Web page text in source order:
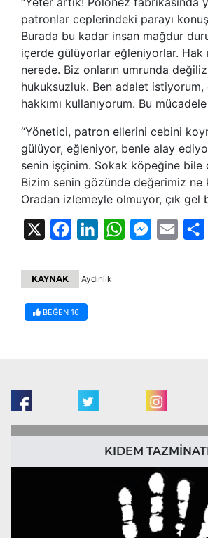
patronlar ceplerindeki parayı
Burada bu kadar insan mağdur
içerde gülüyorlar eğleniyorlar. Hak
nerede. Biz onların umrunda
hukuksuzluk. Ben adalet istiyorum,
hakkımı kullanıyorum. Bu
“Yönetici, patron ellerini cebini
gülüyor, eğleniyor, benle alay
senin işçinim. Sokak köpeğine bile
Bizim senin gözünde değerimiz ne
Oradan izlemeyle olmuyor, çık gel
FacebookLinkedInWhatsAppMessenger
Email
KAYNAK Aydınlık
BEĞEN 16
KIDEM TAZMİNATI